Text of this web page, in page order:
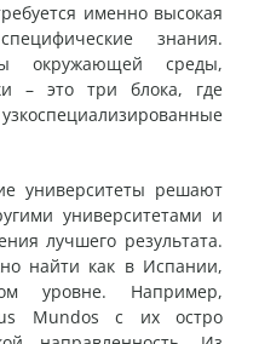
именно высокая
знания.
окружающей среды,
– это три блока, где
университеты решают
университетами и
лучшего результата.
найти как в Испании,
уровне. Например,
Mundos с их остро